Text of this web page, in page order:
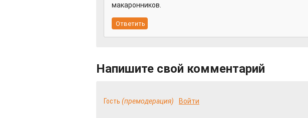
макаронников.
Напишите свой комментарий
Гость (премодерация) Войти